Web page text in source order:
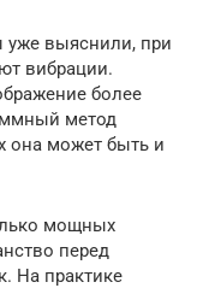
уже выяснили, при
вибрации.
более
метод
она может быть и
мощных
перед
На практике